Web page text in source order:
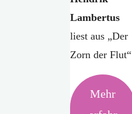
Lambertus
liest aus „Der
Zorn der Flut“
Mehr